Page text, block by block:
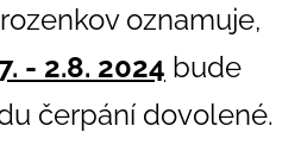
oznamuje,
- 2.8. 2024 bude
čerpání dovolené.